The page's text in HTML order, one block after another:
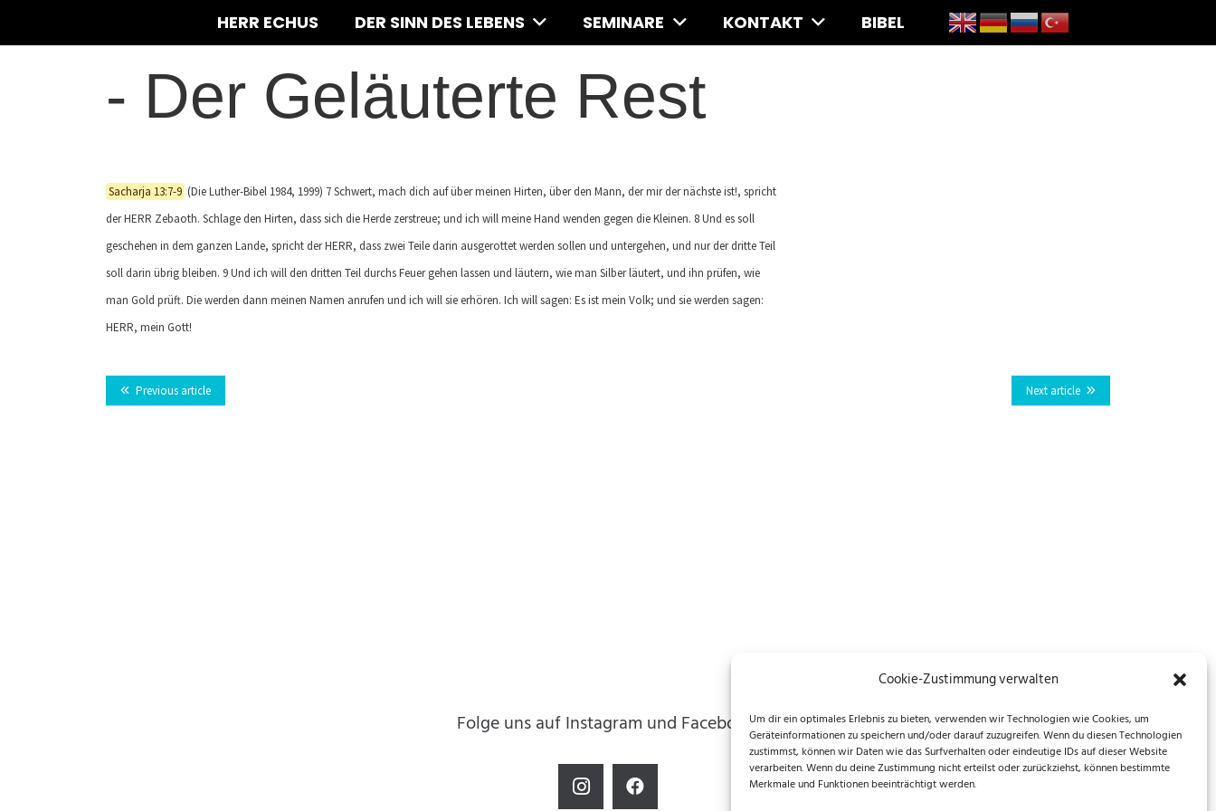
Cookie-Zustimmung verwalten
Um dir ein optimales Erlebnis zu bieten, verwenden wir Technologien wie Cookies, um
Geräteinformationen zu speichern und/oder darauf zuzugreifen. Wenn du diesen Technologien
zustimmst, können wir Daten wie das Surfverhalten oder eindeutige IDs auf dieser Website
verarbeiten. Wenn du deine Zustimmung nicht erteilst oder zurückziehst, können bestimmte
Merkmale und Funktionen beeinträchtigt werden.
HERR ECHUS DER SINN DES LEBENS SEMINARE KONTAKT BIBEL
- Der Geläuterte Rest
Sacharja 13:7-9 (Die Luther-Bibel 1984, 1999) 7 Schwert, mach dich auf über meinen Hirten, über den Mann, der mir der nächste ist!, spricht
der HERR Zebaoth. Schlage den Hirten, dass sich die Herde zerstreue; und ich will meine Hand wenden gegen die Kleinen. 8 Und es soll
geschehen in dem ganzen Lande, spricht der HERR, dass zwei Teile darin ausgerottet werden sollen und untergehen, und nur der dritte Teil
soll darin übrig bleiben. 9 Und ich will den dritten Teil durchs Feuer gehen lassen und läutern, wie man Silber läutert, und ihn prüfen, wie
man Gold prüft. Die werden dann meinen Namen anrufen und ich will sie erhören. Ich will sagen: Es ist mein Volk; und sie werden sagen:
HERR, mein Gott!
Next article
Previous article
Folge uns auf Instagram und Facebook!